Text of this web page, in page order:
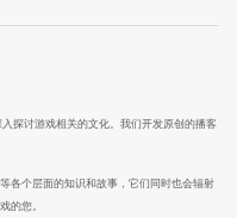
探讨游戏相关的文化。我们开发原创的播客
各个层面的知识和故事，它们同时也会辐射
的您。